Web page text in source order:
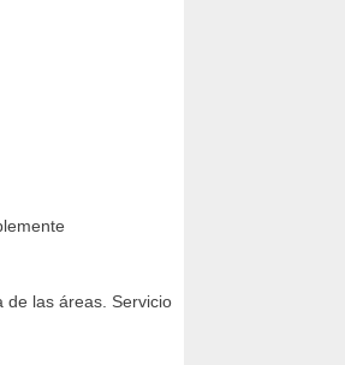
de las áreas. Servicio